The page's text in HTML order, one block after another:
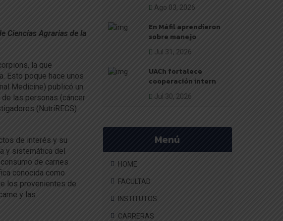
Ciencias Agrarias de la
la que
Esto poque hace unos
Medicine) publicó un
las personas (cáncer
(NutriRECS)
de interés y su
y sistemática del
de carnes
conocida como
los provenientes de
y las
Ago 03, 2026
En Máfil aprendieron
sobre manejo
Jul 31, 2026
UACh fortalece
cooperación intern
Jul 30, 2026
Menú
HOME
FACULTAD
INSTITUTOS
CARRERAS